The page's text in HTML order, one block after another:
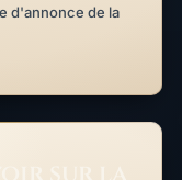
d'annonce de la
de Genshin Impact